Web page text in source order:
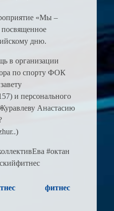
«Мы –
дню.
в организации
по спорту ФОК
и персонального
Анастасию
#октан
фитнес